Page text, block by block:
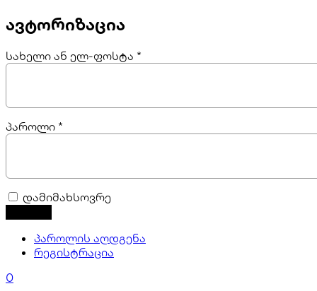
ავტორიზაცია
სახელი ან ელ-ფოსტა *
პაროლი *
დამიმახსოვრე
პაროლის აღდგენა
რეგისტრაცია
0